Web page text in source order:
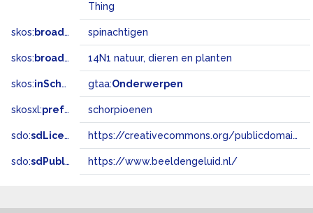
Thing
skos: broader spinachtigen
skos: broadMatch 14N1 natuur, dieren en planten
skos:inScheme gtaa:Onderwerpen
skosxl:prefLabel schorpioenen
sdo:sdLicense https://creativecommons.org/publicdomain/zero/1.0/
sdo:sdPublisher https://www.beeldengeluid.nl/